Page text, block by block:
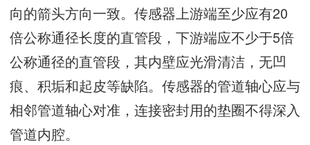
向的箭头方向一致。传感器上游端至少应有20
倍公称通径长度的直管段，下游端应不少于5倍
公称通径的直管段，其内壁应光滑清洁，无凹
痕、积垢和起皮等缺陷。传感器的管道轴心应与
相邻管道轴心对准，连接密封用的垫圈不得深入
管道内腔。